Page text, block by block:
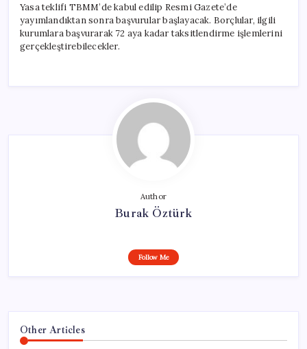
Yasa teklifi TBMM’de kabul edilip Resmi Gazete’de
yayımlandıktan sonra başvurular başlayacak. Borçlular, ilgili
kurumlara başvurarak 72 aya kadar taksitlendirme işlemlerini
gerçekleştirebilecekler.
Author
Burak Öztürk
Follow Me
Other Articles